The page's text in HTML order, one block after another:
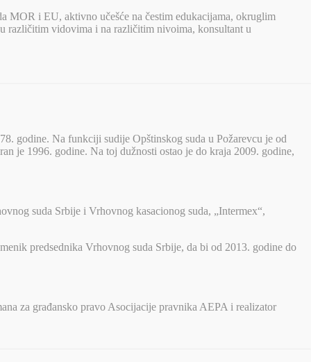
MOR i EU, aktivno učešće na čestim edukacijama, okruglim
različitim vidovima i na različitim nivoima, konsultant u
godine. Na funkciji sudije Opštinskog suda u Požarevcu je od
je 1996. godine. Na toj dužnosti ostao je do kraja 2009. godine,
suda Srbije i Vrhovnog kasacionog suda, „Intermex“,
predsednika Vrhovnog suda Srbije, da bi od 2013. godine do
za građansko pravo Asocijacije pravnika AEPA i realizator